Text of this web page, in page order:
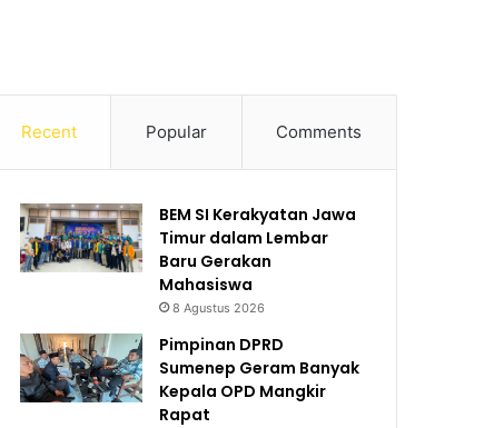
Recent Popular Comments
BEM SI Kerakyatan Jawa
Timur dalam Lembar
Baru Gerakan
Mahasiswa
8 Agustus 2026
Pimpinan DPRD
Sumenep Geram Banyak
Kepala OPD Mangkir
Rapat